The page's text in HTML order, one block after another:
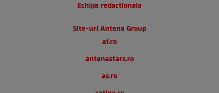
Echipa redactionala
Site-uri Antena Group
a1.ro
antenastars.ro
as.ro